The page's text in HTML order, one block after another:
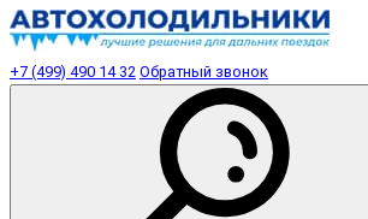
+7 (499) 490 14 32 Обратный звонок